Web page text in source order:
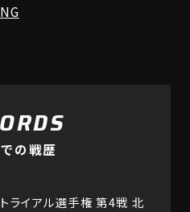
の戦歴
ライアル選手権 第4戦 北